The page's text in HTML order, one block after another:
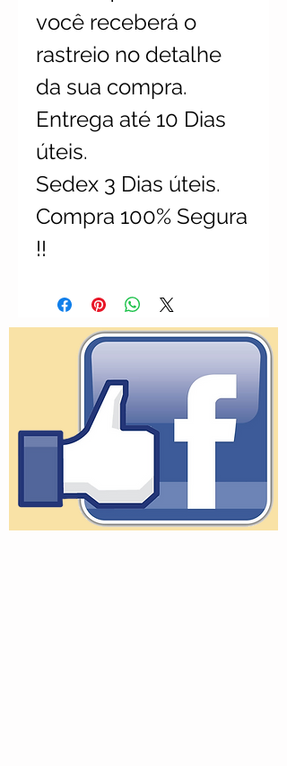
você receberá o
rastreio no detalhe
da sua compra.
Entrega até 10 Dias
úteis.
Sedex 3 Dias úteis.
Compra 100% Segura
!!